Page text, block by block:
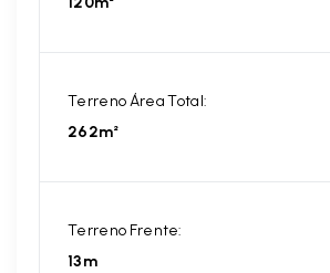
Terreno Área Total:
262m²
Terreno Frente:
13m